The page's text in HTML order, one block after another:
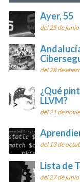
Ayer, 55
del 25 de
del 28 de
¿Qué
LLVM?
del 21 de
del 13 de
Lista de
del 27 de